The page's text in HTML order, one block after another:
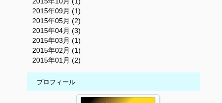
2015年09月 (1)
2015年05月 (2)
2015年04月 (3)
2015年03月 (1)
2015年02月 (1)
2015年01月 (2)
プロフィール